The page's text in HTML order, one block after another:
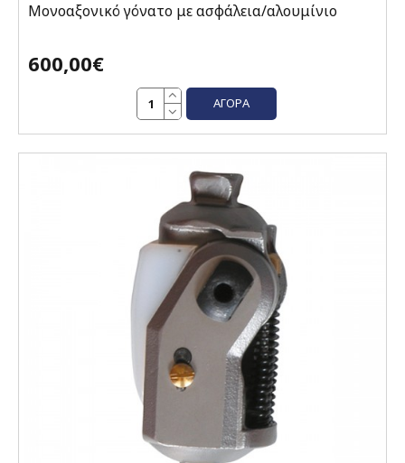
Μονοαξονικό γόνατο με ασφάλεια/αλουμίνιο
600,00€
ΑΓΟΡΆ